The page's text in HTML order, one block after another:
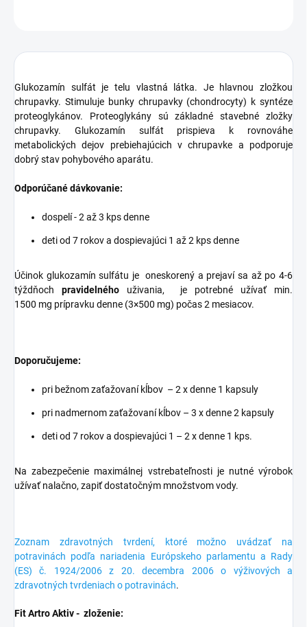
Glukozamín sulfát je telu vlastná látka. Je hlavnou zložkou
chrupavky. Stimuluje bunky chrupavky (chondrocyty) k syntéze
proteoglykánov. Proteoglykány sú základné stavebné zložky
chrupavky. Glukozamín sulfát prispieva k rovnováhe
metabolických dejov prebiehajúcich v chrupavke a podporuje
dobrý stav pohybového aparátu.
Odporúčané dávkovanie:
dospelí - 2 až 3 kps denne
deti od 7 rokov a dospievajúci 1 až 2 kps denne
Účinok glukozamín sulfátu je oneskorený a prejaví sa až po 4-6
týždňochpravidelného uživania, je potrebné užívať min.
1500 mg prípravku denne (3×500 mg) počas 2 mesiacov.
Doporučujeme:
pri bežnom zaťažovaní kĺbov – 2 x denne 1 kapsuly
pri nadmernom zaťažovaní kĺbov – 3 x denne 2 kapsuly
deti od 7 rokov a dospievajúci 1 – 2 x denne 1 kps.
Na zabezpečenie maximálnej vstrebateľnosti je nutné výrobok
užívať nalačno, zapiť dostatočným množstvom vody.
Zoznam zdravotných tvrdení, ktoré možno uvádzať na
potravinách podľa nariadenia Európskeho parlamentu a Rady
(ES) č. 1924/2006 z 20. decembra 2006 o výživových a
zdravotných tvrdeniach o potravinách.
Fit Artro Aktiv - zloženie: